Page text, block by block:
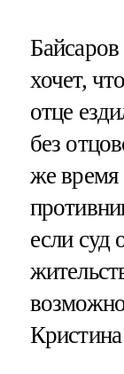
Байсаров
хочет,
отце
без
же время
если суд